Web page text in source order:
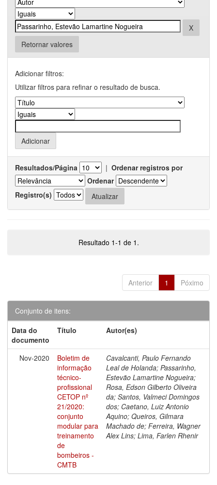
Retornar valores
Adicionar filtros:
Utilizar filtros para refinar o resultado de busca.
Resultados/Página | Ordenar registros por
Ordenar
Registro(s)
Resultado 1-1 de 1.
Anterior 1 Póximo
Conjunto de itens:
Data do
documento
Título Autor(es)
Nov-2020
Boletim de
informação
técnico-
profissional
CETOP nº
21/2020:
conjunto
modular para
treinamento
de
bombeiros -
CMTB
Cavalcanti, Paulo Fernando
Leal de Holanda; Passarinho,
Estevão Lamartine Nogueira;
Rosa, Edson Gilberto Oliveira
da; Santos, Valmeci Domingos
dos; Caetano, Luiz Antonio
Aquino; Queiros, Gilmara
Machado de; Ferreira, Wagner
Alex Lins; Lima, Farlen Rhenir